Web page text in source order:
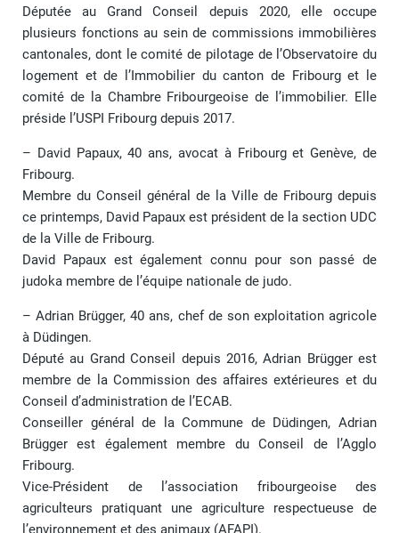
Députée au Grand Conseil depuis 2020, elle occupe
plusieurs fonctions au sein de commissions immobilières
cantonales, dont le comité de pilotage de l’Observatoire du
logement et de l’Immobilier du canton de Fribourg et le
comité de la Chambre Fribourgeoise de l’immobilier. Elle
préside l’USPI Fribourg depuis 2017.
– David Papaux, 40 ans, avocat à Fribourg et Genève, de
Fribourg.
Membre du Conseil général de la Ville de Fribourg depuis
ce printemps, David Papaux est président de la section UDC
de la Ville de Fribourg.
David Papaux est également connu pour son passé de
judoka membre de l’équipe nationale de judo.
– Adrian Brügger, 40 ans, chef de son exploitation agricole
à Düdingen.
Député au Grand Conseil depuis 2016, Adrian Brügger est
membre de la Commission des affaires extérieures et du
Conseil d’administration de l’ECAB.
Conseiller général de la Commune de Düdingen, Adrian
Brügger est également membre du Conseil de l’Agglo
Fribourg.
Vice-Président de l’association fribourgeoise des
agriculteurs pratiquant une agriculture respectueuse de
l’environnement et des animaux (AFAPI).